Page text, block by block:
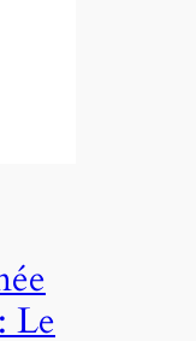
Le